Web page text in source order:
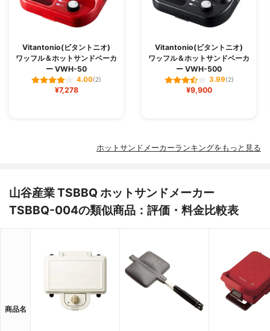
Vitantonio(ビタントニオ)
ワッフル＆ホットサンドベーカ
ー VWH-50
4.00(2)
¥7,278
Vitantonio(ビタントニオ)
ワッフル＆ホットサンドベーカ
ー VWH-500
3.99(2)
¥9,900
ホットサンドメーカーランキングをもっと見る
山谷産業 TSBBQ ホットサンドメーカー
TSBBQ-004の類似商品：評価・料金比較表
商品名